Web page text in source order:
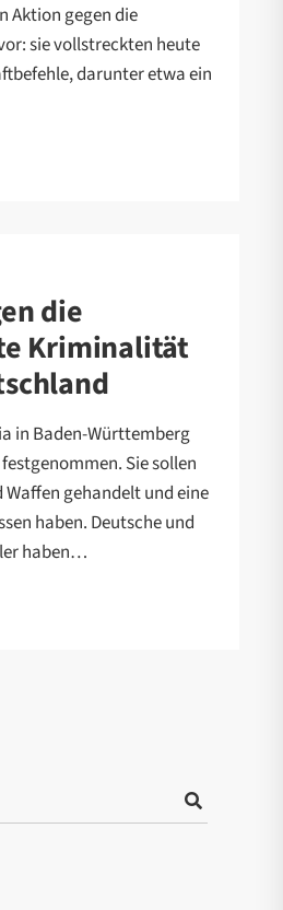
Aktion gegen die
sie vollstreckten heute
darunter etwa ein
die
Kriminalität
in Baden-Württemberg
Sie sollen
gehandelt und eine
haben. Deutsche und
haben…